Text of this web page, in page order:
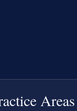
Areas